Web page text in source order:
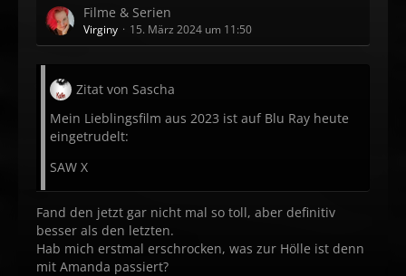
Filme & Serien
Virginy 15. März 2024 um 11:50
Zitat von Sascha
Mein Lieblingsfilm aus 2023 ist auf Blu Ray heute
eingetrudelt:
SAW X
Fand den jetzt gar nicht mal so toll, aber definitiv
besser als den letzten.
Hab mich erstmal erschrocken, was zur Hölle ist denn
mit Amanda passiert?